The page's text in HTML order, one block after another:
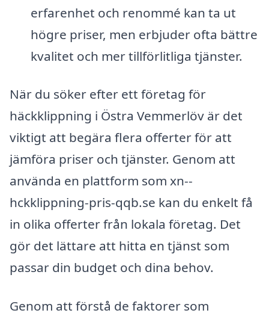
erfarenhet och renommé kan ta ut
högre priser, men erbjuder ofta bättre
kvalitet och mer tillförlitliga tjänster.
När du söker efter ett företag för
häckklippning i Östra Vemmerlöv är det
viktigt att begära flera offerter för att
jämföra priser och tjänster. Genom att
använda en plattform som xn--
hckklippning-pris-qqb.se kan du enkelt få
in olika offerter från lokala företag. Det
gör det lättare att hitta en tjänst som
passar din budget och dina behov.
Genom att förstå de faktorer som